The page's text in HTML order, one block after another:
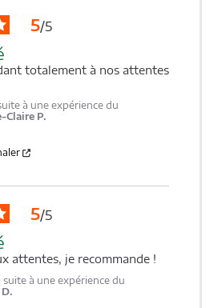
5/5
totalement à nos attentes
suite à une expérience du
Claire P.
5/5
attentes, je recommande !
, suite à une expérience du